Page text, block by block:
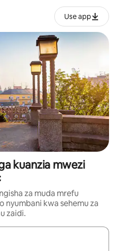
Use app
kuanzia mwezi
za muda mrefu
nyumbani kwa sehemu za
zaidi.
vinjari kwa kutumia vitufe vya